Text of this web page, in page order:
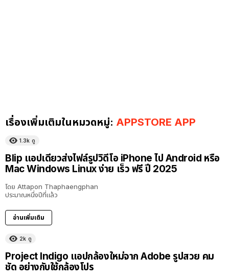
เรื่องเพิ่มเติมในหมวดหมู่: APPSTORE APP
1.3k ดู
Blip แอปเดียวส่งไฟล์รูปวิดีโอ iPhone ไป Android หรือ
Mac Windows Linux ง่าย เร็ว ฟรี ปี 2025
โดย Attapon Thaphaengphan
ประมาณหนึ่งปีที่แล้ว
อ่านเพิ่มเติม
2k ดู
Project Indigo แอปกล้องใหม่จาก Adobe รูปสวย คม
ชัด อย่างกับใช้กล้องโปร